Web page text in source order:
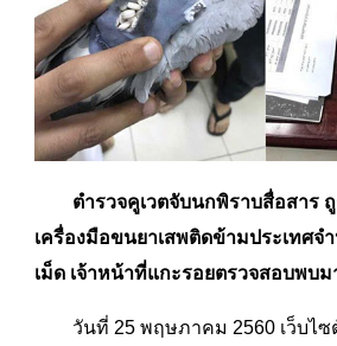
ตำรวจคูเวตจับนกพิราบสื่อสาร
เครื่องมือขนยาเสพติดข้ามประเทศจ
เม็ด เจ้าหน้าที่แกะรอยตรวจสอบพบม
วันที่ 25 พฤษภาคม 2560 เว็บไซ